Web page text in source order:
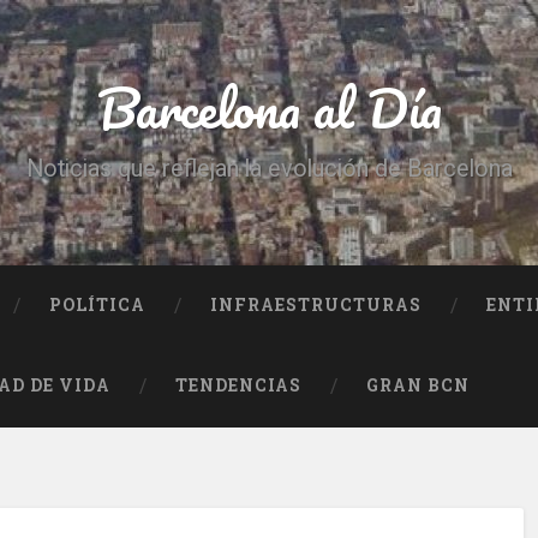
Barcelona al Día
Noticias que reflejan la evolución de Barcelona
POLÍTICA INFRAESTRUCTURAS
DE VIDA TENDENCIAS GRAN BCN